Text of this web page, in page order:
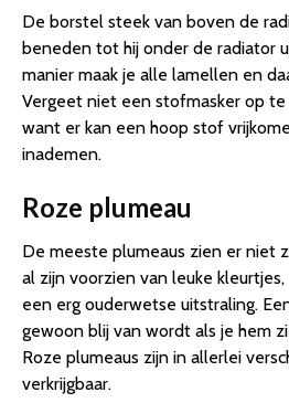
De borstel steek van boven de
beneden tot hij onder de radiator
manier maak je alle lamellen en
Vergeet niet een stofmasker op
want er kan een hoop stof
inademen.
Roze plumeau
De meeste plumeaus zien er niet
al zijn voorzien van leuke
een erg ouderwetse uitstraling.
gewoon blij van wordt als je hem
Roze plumeaus zijn in allerlei
verkrijgbaar.